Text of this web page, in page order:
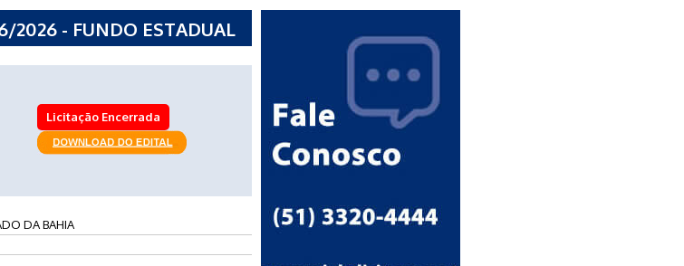
2026 - FUNDO ESTADUAL
Licitação Encerrada
DA BAHIA